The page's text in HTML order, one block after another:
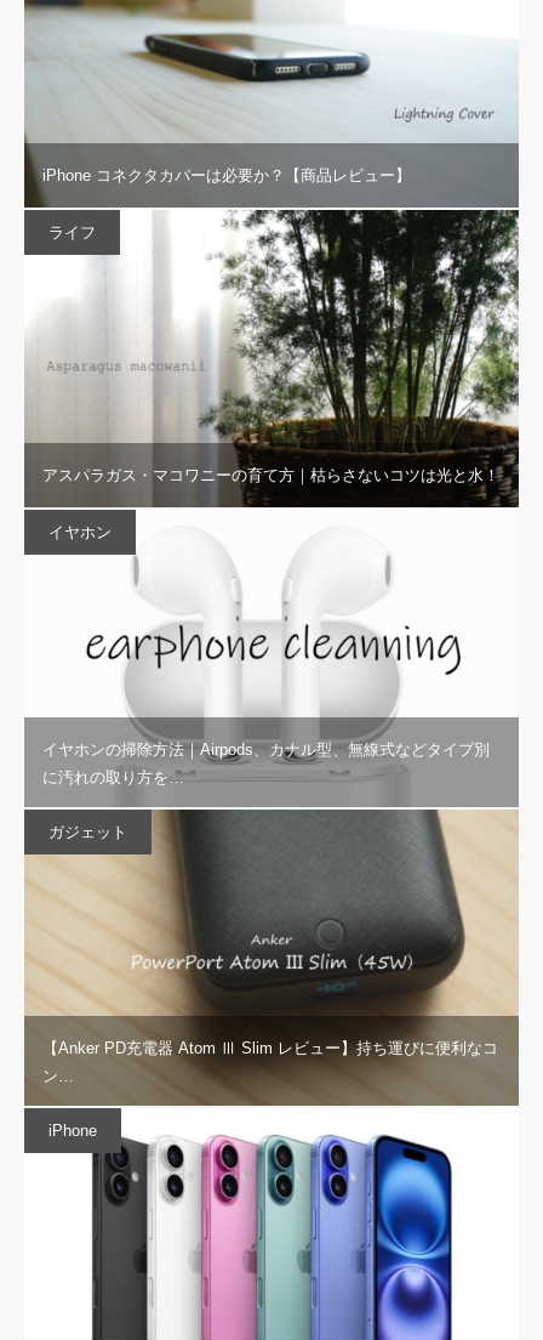
iPhone コネクタカバーは必要か？【商品レビュー】
ライフ
アスパラガス・マコワニーの育て方｜枯らさないコツは光と水！
イヤホン
イヤホンの掃除方法｜Airpods、カナル型、無線式などタイプ別
に汚れの取り方を…
ガジェット
【Anker PD充電器 Atom Ⅲ Slim レビュー】持ち運びに便利なコ
ン…
iPhone